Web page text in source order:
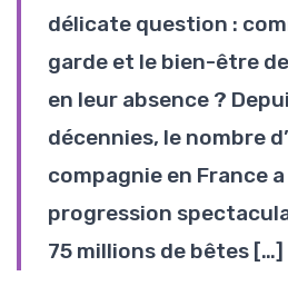
délicate question :
garde et le bien-être
en leur absence ?
décennies, le nombre
compagnie en France
progression
75 millions de bêtes […]